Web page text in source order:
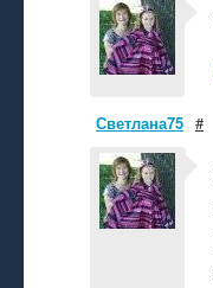
Светлана75 #